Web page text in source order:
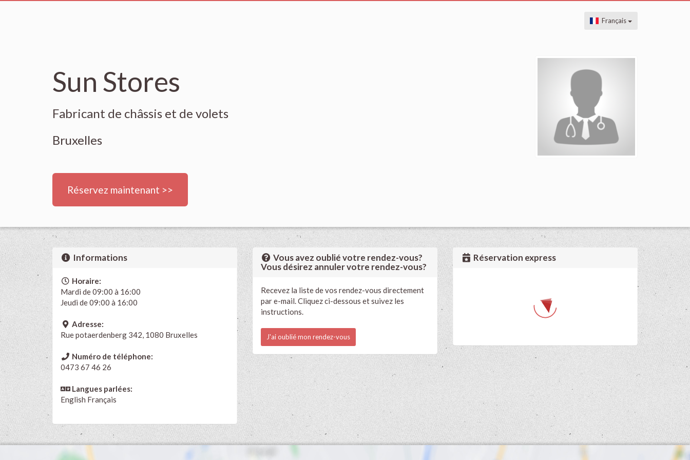
Français
Sun Stores
Fabricant de châssis et de volets
Bruxelles
Réservez maintenant >>
Informations
Horaire:
Mardi de 09:00 à 16:00
Jeudi de 09:00 à 16:00
Adresse:
Rue potaerdenberg 342, 1080 Bruxelles
Numéro de téléphone:
0473 67 46 26
Langues parlées:
English Français
Vous avez oublié votre rendez-vous?
Vous désirez annuler votre rendez-vous?
Recevez la liste de vos rendez-vous directement
par e-mail. Cliquez ci-dessous et suivez les
instructions.
J'ai oublié mon rendez-vous
Réservation express